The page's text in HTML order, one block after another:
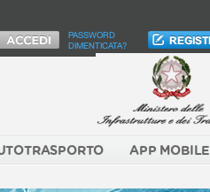
PASSWORD
DIMENTICATA?
APP MOBILE